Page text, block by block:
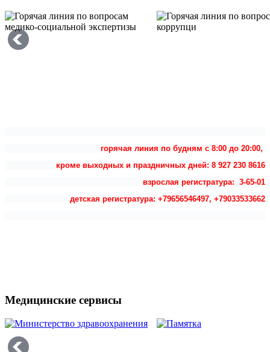
горячая линия по будням с 8:00 до 20:00,
кроме выходных и праздничных дней: 8 927 230 8616
взрослая регистратура: 3-65-01
детская регистратура: +79656546497, +79033533662
Медицинские сервисы